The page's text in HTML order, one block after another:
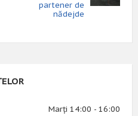
partener de
nădejde
Marți 14:00 - 16:00